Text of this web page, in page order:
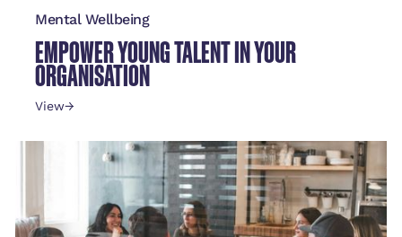
Mental Wellbeing
EMPOWER YOUNG TALENT IN YOUR
ORGANISATION
View→